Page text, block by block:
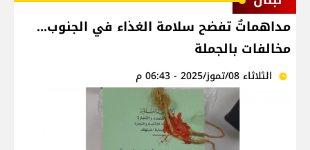
مداهماتٌ تفضح سلامة الغذاء في الجنوب...
مخالفات بالجملة
الثلاثاء 08/تموز/2025 - 06:43 م